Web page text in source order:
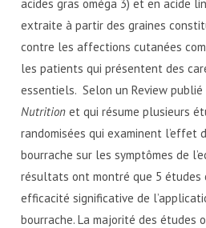
acides gras oméga 3) et en acide
extraite à partir des graines
contre les affections cutanées
les patients qui présentent des
essentiels. Selon un Review
Nutritionet qui résume plusieurs
randomisées qui examinent l’effet
bourrache sur les symptômes de
résultats ont montré que 5 études
efficacité significative de
bourrache. La majorité des études